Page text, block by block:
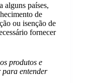
alguns países,
de
ou isenção de
fornecer
produtos e
para entender